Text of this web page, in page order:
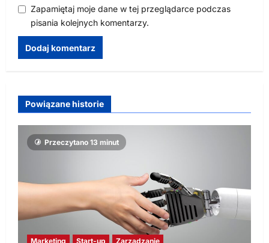
Zapamiętaj moje dane w tej przeglądarce podczas
pisania kolejnych komentarzy.
Powiązane historie
Przeczytano 13 minut
Marketing Start-up Zarządzanie